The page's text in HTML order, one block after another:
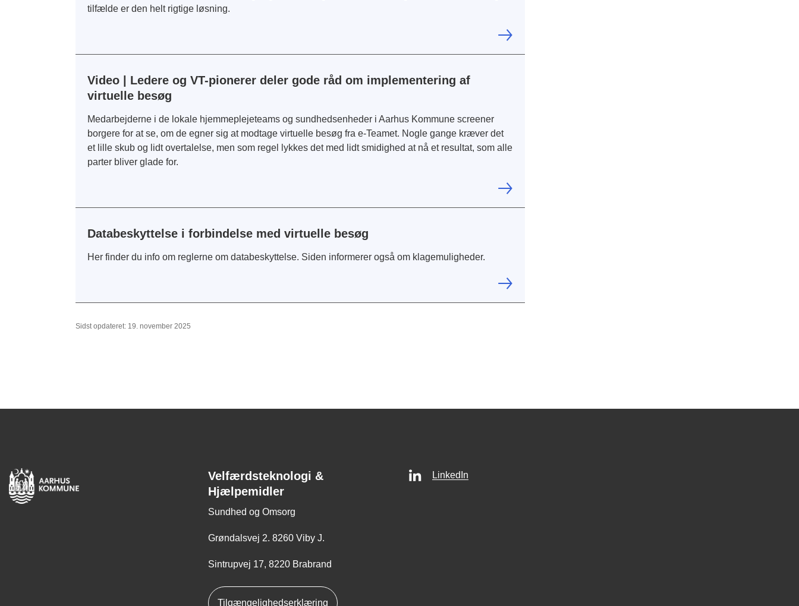
tilfælde er den helt rigtige løsning.
Video | Ledere og VT-pionerer deler gode råd om implementering af
virtuelle besøg
Medarbejderne i de lokale hjemmeplejeteams og sundhedsenheder i Aarhus Kommune screener
borgere for at se, om de egner sig at modtage virtuelle besøg fra e-Teamet. Nogle gange kræver det
et lille skub og lidt overtalelse, men som regel lykkes det med lidt smidighed at nå et resultat, som alle
parter bliver glade for.
Databeskyttelse i forbindelse med virtuelle besøg
Her finder du info om reglerne om databeskyttelse. Siden informerer også om klagemuligheder.
Sidst opdateret: 19. november 2025
Velfærdsteknologi &
Hjælpemidler
Sundhed og Omsorg
Grøndalsvej 2. 8260 Viby J.
Sintrupvej 17, 8220 Brabrand
Tilgængelighedserklæring
LinkedIn